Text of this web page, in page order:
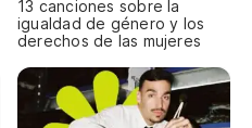
13 canciones sobre la
igualdad de género y los
derechos de las mujeres